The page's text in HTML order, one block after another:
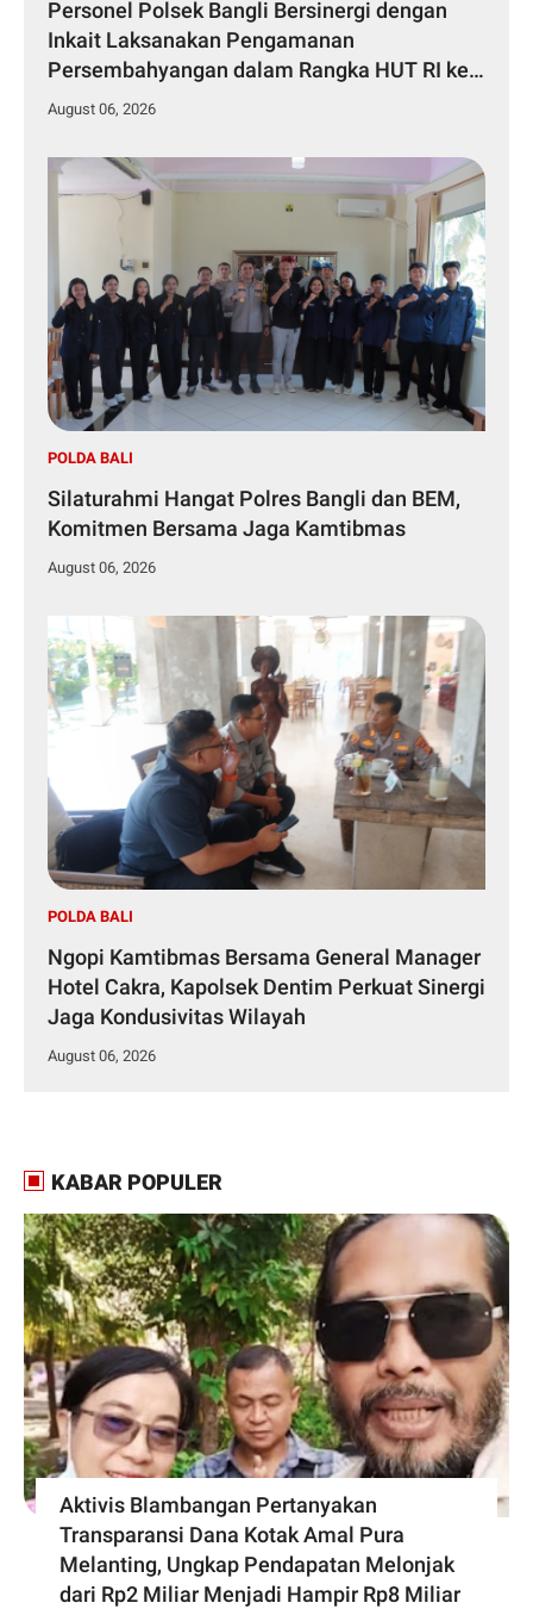
Personel Polsek Bangli Bersinergi dengan
Inkait Laksanakan Pengamanan
Persembahyangan dalam Rangka HUT RI ke-
81 Tahun 2026
August 06, 2026
POLDA BALI
Silaturahmi Hangat Polres Bangli dan BEM,
Komitmen Bersama Jaga Kamtibmas
August 06, 2026
POLDA BALI
Ngopi Kamtibmas Bersama General Manager
Hotel Cakra, Kapolsek Dentim Perkuat Sinergi
Jaga Kondusivitas Wilayah
August 06, 2026
KABAR POPULER
Aktivis Blambangan Pertanyakan
Transparansi Dana Kotak Amal Pura
Melanting, Ungkap Pendapatan Melonjak
dari Rp2 Miliar Menjadi Hampir Rp8 Miliar